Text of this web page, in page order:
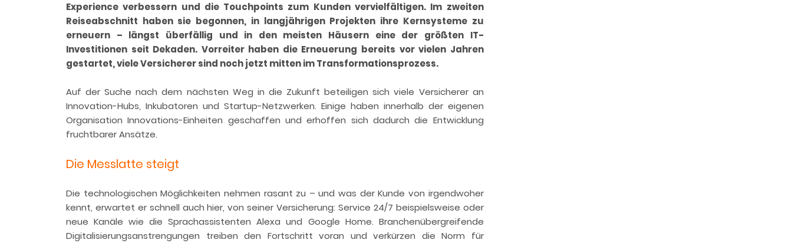
Experience verbessern und die Touchpoints zum Kunden vervielfältigen. Im zweiten
Reiseabschnitt haben sie begonnen, in langjährigen Projekten ihre Kernsysteme zu
erneuern – längst überfällig und in den meisten Häusern eine der größten IT-
Investitionen seit Dekaden. Vorreiter haben die Erneuerung bereits vor vielen Jahren
gestartet, viele Versicherer sind noch jetzt mitten im Transformationsprozess.
Auf der Suche nach dem nächsten Weg in die Zukunft beteiligen sich viele Versicherer an
Innovation-Hubs, Inkubatoren und Startup-Netzwerken. Einige haben innerhalb der eigenen
Organisation Innovations-Einheiten geschaffen und erhoffen sich dadurch die Entwicklung
fruchtbarer Ansätze.
Die Messlatte steigt
Die technologischen Möglichkeiten nehmen rasant zu – und was der Kunde von irgendwoher
kennt, erwartet er schnell auch hier, von seiner Versicherung: Service 24/7 beispielsweise oder
neue Kanäle wie die Sprachassistenten Alexa und Google Home. Branchenübergreifende
Digitalisierungsanstrengungen treiben den Fortschritt voran und verkürzen die Norm für